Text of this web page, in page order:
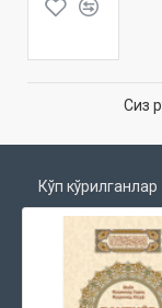
Сиз
Кўп кўрилганлар